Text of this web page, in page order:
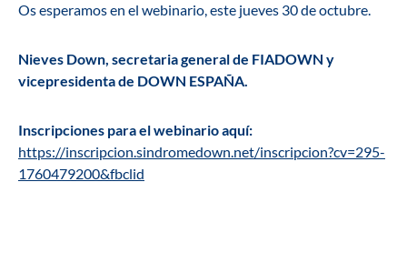
Os esperamos en el webinario, este jueves 30 de octubre.
Nieves Down, secretaria general de FIADOWN y
vicepresidenta de DOWN ESPAÑA.
Inscripciones para el webinario aquí:
https://inscripcion.sindromedown.net/inscripcion?cv=295-
1760479200&fbclid